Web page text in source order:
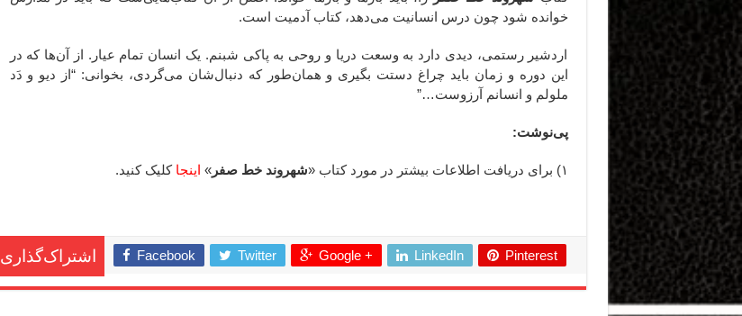
خوانده شود چون درس انسانیت می‌دهد، کتاب آدمیت است.
اردشیر رستمی، دیدی دارد به وسعت دریا و روحی به پاکی شبنم. یک انسان تمام عیار. از آن‌ها که در
این دوره و زمان باید چراغ دستت بگیری و همان‌طور که دنبال‌شان می‌گردی، بخوانی: “از دیو و دَد
ملولم و انسانم آرزوست…”
پی‌نوشت:
۱) برای دریافت اطلاعات بیشتر در مورد کتاب « شهروند خط صفر» اینجاکلیک کنید.
اشتراک‌گذاری Facebook Twitter Google + LinkedIn Pinterest